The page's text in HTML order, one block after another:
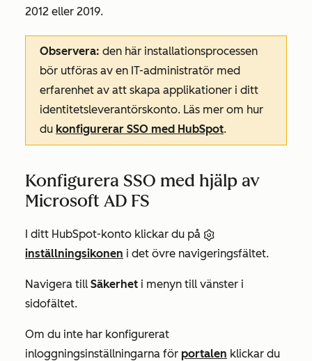
2012 eller 2019.
Observera: den här installationsprocessen
bör utföras av en IT-administratör med
erfarenhet av att skapa applikationer i ditt
identitetsleverantörskonto. Läs mer om hur
du konfigurerar SSO med HubSpot.
Konfigurera SSO med hjälp av
Microsoft AD FS
I ditt HubSpot-konto klickar du på
inställningsikonen i det övre navigeringsfältet.
Navigera till Säkerhet i menyn till vänster i
sidofältet.
Om du inte har konfigurerat
inloggningsinställningarna för portalen klickar du